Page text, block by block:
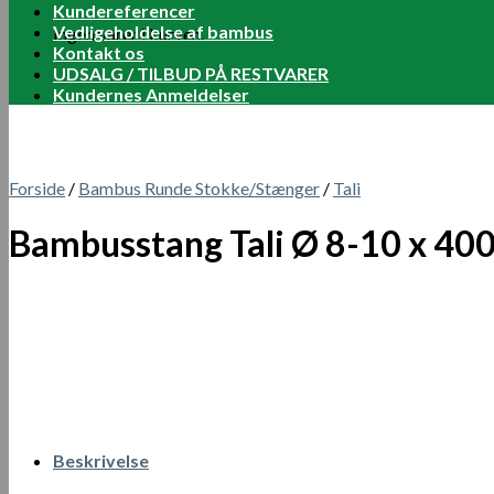
Ingen varer i kurven.
Kundereferencer
Vedligeholdelse af bambus
Kontakt os
UDSALG / TILBUD PÅ RESTVARER
Kundernes Anmeldelser
Forside / Bambus Runde Stokke/Stænger / Tali
Bambusstang Tali Ø 8-10 x
Beskrivelse